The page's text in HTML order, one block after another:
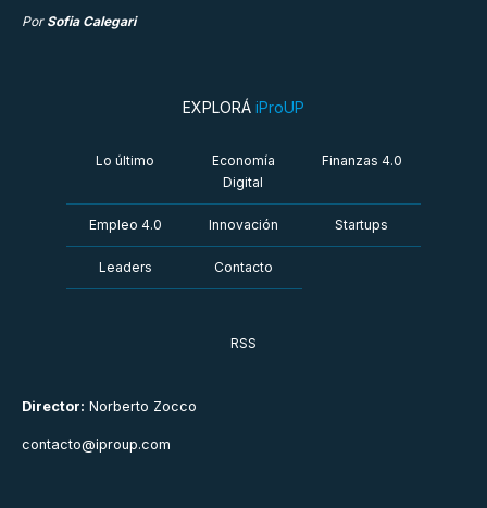
Por Sofia Calegari
Director: Norberto Zocco
contacto@iproup.com
EXPLORÁ iProUP
Lo último
Economía
Digital
Finanzas 4.0
Empleo 4.0 Innovación Startups
Leaders Contacto
RSS